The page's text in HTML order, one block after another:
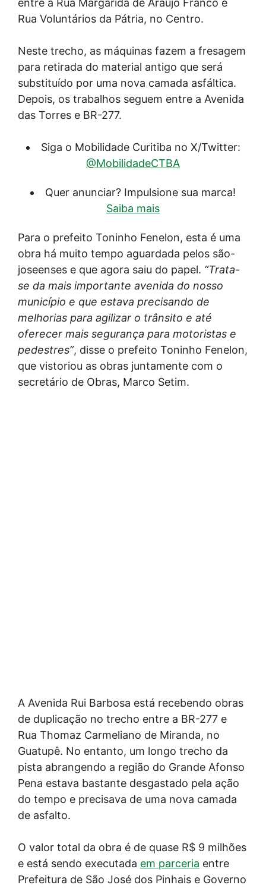
entre a Rua Margarida de Araújo Franco e
Rua Voluntários da Pátria, no Centro.
Neste trecho, as máquinas fazem a fresagem
para retirada do material antigo que será
substituído por uma nova camada asfáltica.
Depois, os trabalhos seguem entre a Avenida
das Torres e BR-277.
Siga o Mobilidade Curitiba no X/Twitter:
@MobilidadeCTBA
Quer anunciar? Impulsione sua marca!
Saiba mais
Para o prefeito Toninho Fenelon, esta é uma
obra há muito tempo aguardada pelos são-
joseenses e que agora saiu do papel. “Trata-
se da mais importante avenida do nosso
município e que estava precisando de
melhorias para agilizar o trânsito e até
oferecer mais segurança para motoristas e
pedestres”, disse o prefeito Toninho Fenelon,
que vistoriou as obras juntamente com o
secretário de Obras, Marco Setim.
A Avenida Rui Barbosa está recebendo obras
de duplicação no trecho entre a BR-277 e
Rua Thomaz Carmeliano de Miranda, no
Guatupê. No entanto, um longo trecho da
pista abrangendo a região do Grande Afonso
Pena estava bastante desgastado pela ação
do tempo e precisava de uma nova camada
de asfalto.
O valor total da obra é de quase R$ 9 milhões
e está sendo executada em parceria entre
Prefeitura de São José dos Pinhais e Governo